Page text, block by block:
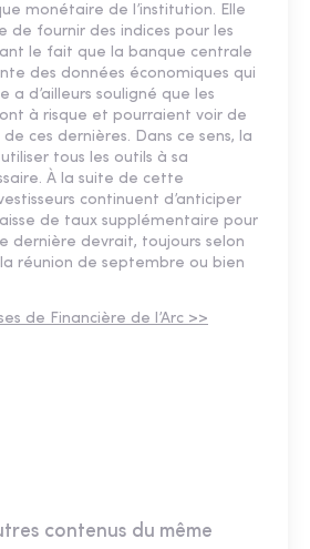
monétaire de l’institution. Elle
de fournir des indices pour les
le fait que la banque centrale
des données économiques qui
a d’ailleurs souligné que les
à risque et pourraient voir de
ces dernières. Dans ce sens, la
tous les outils à sa
À la suite de cette
continuent d’anticiper
de taux supplémentaire pour
dernière devrait, toujours selon
la réunion de septembre ou bien
de Financière de l’Arc >>
contenus du même